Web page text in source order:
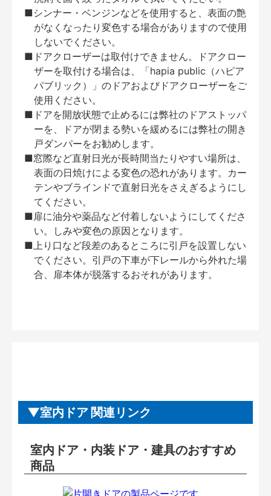
■シンナー・ベンジンなどを使用すると、表面の艶
がなくなったり変色する場合がありますので使用
しないでください。
■ドアクローザーは取付けできません。ドアクロー
ザーを取付ける場合は、「hapia public（ハピア
パブリック）」のドアおよびドアクローザーをご
使用ください。
■ドアを開放状態で止めるには弊社のドアストッパ
ーを、ドアが閉まる勢いを緩めるには弊社の開き
戸ダンパーをお勧めします。
■窓際など直射日光が長時間当たりやすい場所は、
表面の日焼けによる変色の恐れがあります。カー
テンやブラインドで直射日光をさえぎるようにし
てください。
■扉に油分や薬品など付着しないようにしてくださ
い。しみや変色の原因となります。
■上り口など段差のあるところに引戸を設置しない
でください。引戸の下車が下レールから外れた場
合、扉本体が脱落するおそれがあります。
室内ドア 関連リンク
室内ドア・内装ドア・建具のおすすめ
商品